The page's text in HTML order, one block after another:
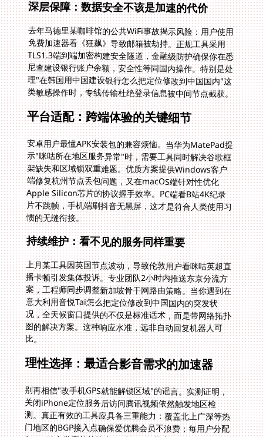
深层保障：数据安全不该是加速的代价
去年马德里某咖啡馆的公共WiFi事故揭示风险：用户使用
免费加速器看《狂飙》导致邮箱被劫持。正规工具采用
TLS1.3端到端加密构建安全隧道，金融级防护确保你在悉
尼查建设银行账户余额，安全性等同国内操作。特别是处
理"在韩国用中国建设银行怎么把定位修改到中国国内"这
类敏感操作时，专线传输杜绝登录信息被中间节点截获。
平台适配：跨端体验的关键细节
安卓用户最懂APK安装包的兼容烦恼。当华为MatePad提
示"咪咕所在地区服务异常"时，需要工具同时解决谷歌框
架缺失和区域锁双重难题。优质方案提供Windows客户
端修复杭州节点丢包问题，又在macOS端针对性优化
Apple Silicon芯片的协议握手效率。PC端看B站4K纪录
片不跳帧，手机端刷抖音无黑屏，这才是符合人类使用习
惯的无缝衔接。
持续维护：看不见的服务同样重要
上月某工具因英国节点波动，导致伦敦用户看咪咕英超直
播卡顿引发集体投诉。专业团队2小时内推送东京分流方
案，工程师同步调整新加坡骨干网路由策略。当你遇到在
意大利用音悦Tai怎么把定位修改到中国国内的突发状
况，全天候窗口提供的不仅是标准话术，而是带网络拓扑
图的解决方案。这种响应水准，远非自动回复机器人可
比。
理性选择：最适合影音需求的加速器
别再相信"改手机GPS就能解锁区域"的谣言。实测证明，
关闭iPhone定位服务后访问腾讯视频依然触发地区检
测。真正有效的工具应具备三重能力：覆盖北上广深等热
门地区的BGP接入点确保爱优腾会员不浪费；每用户分配
100M独立带宽杜绝晚高峰时段的抢带宽现象；内置的智
能分流算法能让《原神》国服游戏包走上海节点，微博图
片请求分流至日本CDN，比传统全局代理提速三倍。这种
精细化管理带来的改变很明显：吉隆坡用户手机看
1080P《长月烬明》不再转圈加载，电脑端《永劫无间》